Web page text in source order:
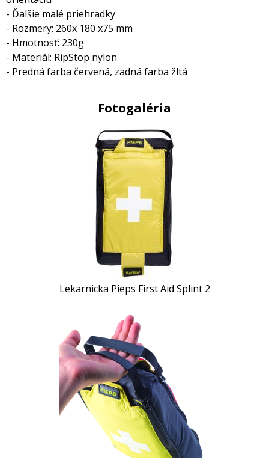
- Ďalšie malé priehradky
- Rozmery: 260x 180 x75 mm
- Hmotnosť: 230g
- Materiál: RipStop nylon
- Predná farba červená, zadná farba žltá
Fotogaléria
Lekarnicka Pieps First Aid Splint 2